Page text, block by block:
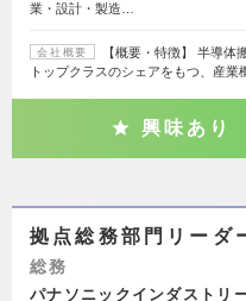
業・設計・製造…
会社概要
【概要・特徴】 半導
トップクラスのシェアをもつ、産
興味あり
拠点総務部門リーダ
総務
パナソニックインダストリ